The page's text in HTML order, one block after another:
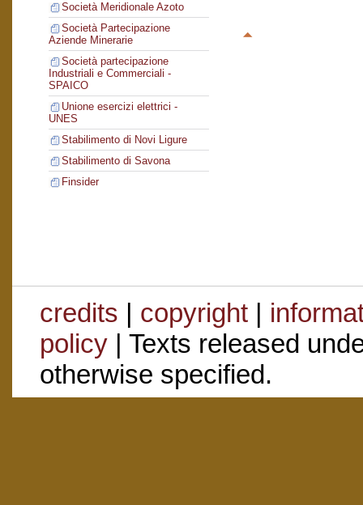
Società Meridionale Azoto
Società Partecipazione
Aziende Minerarie
Società partecipazione
Industriali e Commerciali -
SPAICO
Unione esercizi elettrici -
UNES
Stabilimento di Novi Ligure
Stabilimento di Savona
Finsider
credits | copyright|
policy| Texts released
otherwise specified.